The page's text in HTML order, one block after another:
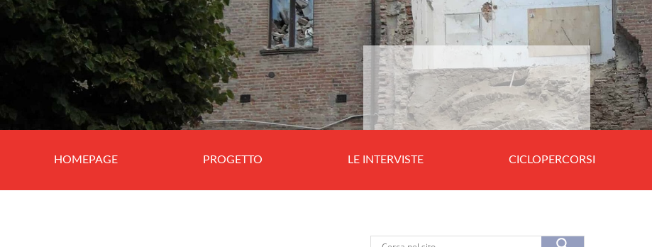
HOMEPAGE PROGETTO LE INTERVISTE CICLOPERCORSI